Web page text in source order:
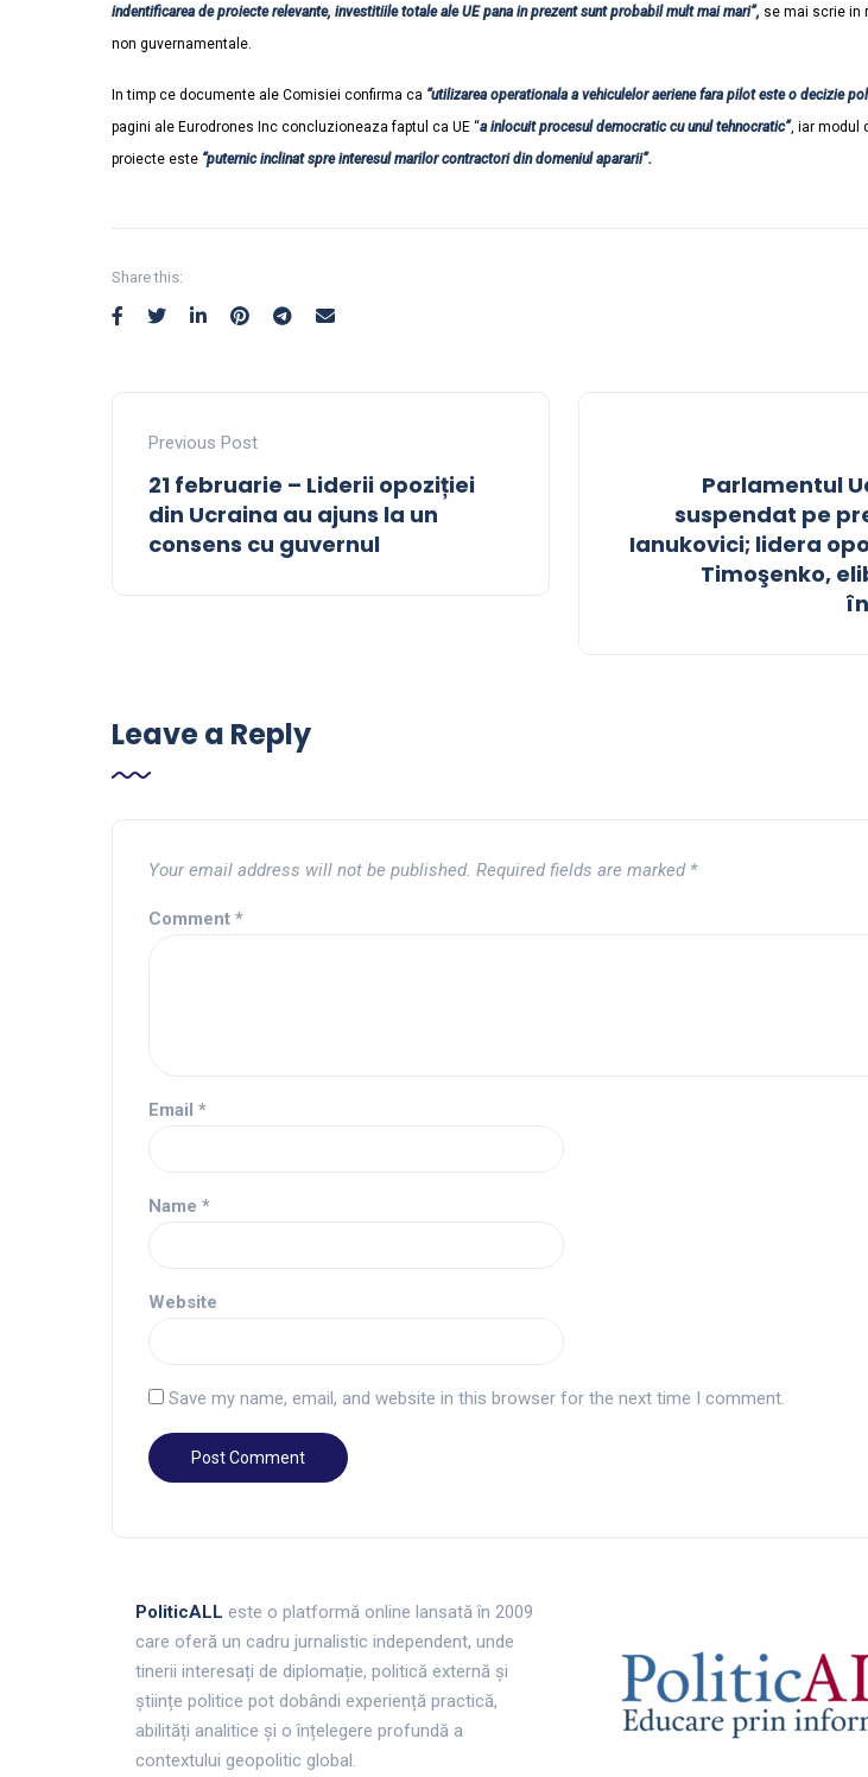
indentificarea de proiecte relevante, investitiile totale ale UE pana in prezent sunt probabil mult mai mari”, se mai scrie in
non guvernamentale.
In timp ce documente ale Comisiei confirma ca “utilizarea operationala a vehiculelor aeriene fara pilot este o decizie
pagini ale Eurodrones Inc concluzioneaza faptul ca UE “a inlocuit procesul democratic cu unul tehnocratic”, iar modul
proiecte este “puternic inclinat spre interesul marilor contractori din domeniul apararii”.
Share this:
Previous Post
21 februarie – Liderii opoziției
din Ucraina au ajuns la un
consens cu guvernul
Parlamentul
suspendat pe
Ianukovici; lidera
Timoşenko,
Leave a Reply
Your email address will not be published. Required fields are marked *
Comment *
Email *
Name *
Website
Save my name, email, and website in this browser for the next time I comment.
PoliticALL este o platformă online lansată în 2009
care oferă un cadru jurnalistic independent, unde
tinerii interesați de diplomație, politică externă și
științe politice pot dobândi experiență practică,
abilități analitice și o înțelegere profundă a
contextului geopolitic global.